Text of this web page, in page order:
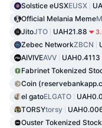
Solstice eUSXEUSX
Official Melania Meme
JitoJTO UAH21.88
Zebec NetworkZBCN
AIVIVEAVV UAH0.4113
Fabrinet Tokenized
Coin
el gatoELGATO
TORSYtorsy
Ouster Tokenized